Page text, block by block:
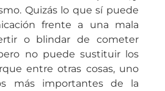
Quizás lo que sí puede
frente a una mala
o blindar de cometer
no puede sustituir los
entre otras cosas, uno
más importantes de la